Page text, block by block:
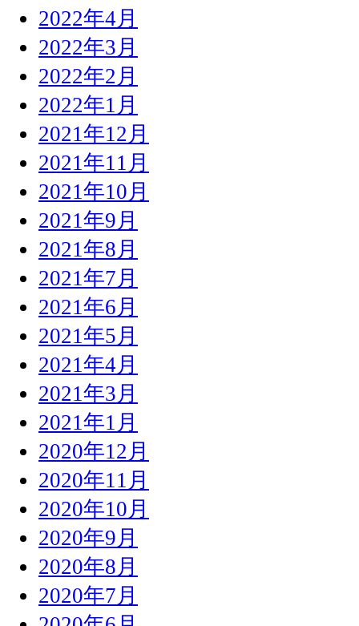
2022年4月
2022年3月
2022年2月
2022年1月
2021年12月
2021年11月
2021年10月
2021年9月
2021年8月
2021年7月
2021年6月
2021年5月
2021年4月
2021年3月
2021年1月
2020年12月
2020年11月
2020年10月
2020年9月
2020年8月
2020年7月